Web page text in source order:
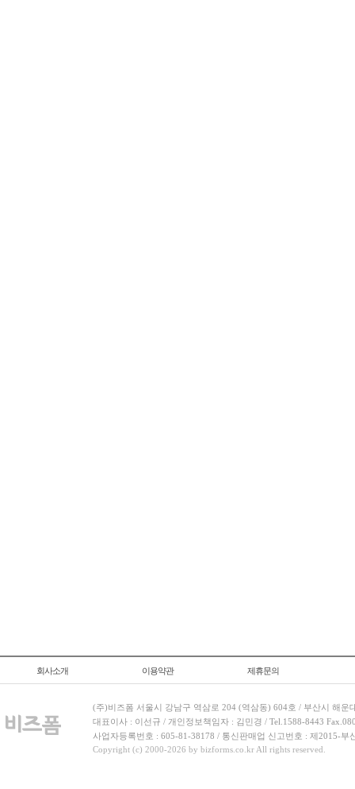
회사소개 이용약관 제휴문의
(주)비즈폼 서울시 강남구 역삼로 204 (역삼동) 604호 / 부산시 해운
대표이사 : 이선규 / 개인정보책임자 : 김민경 / Tel.1588-8443
사업자등록번호 : 605-81-38178 / 통신판매업 신고번호 : 제2015-부
Copyright (c) 2000-2026 by bizforms.co.kr All rights reserved.